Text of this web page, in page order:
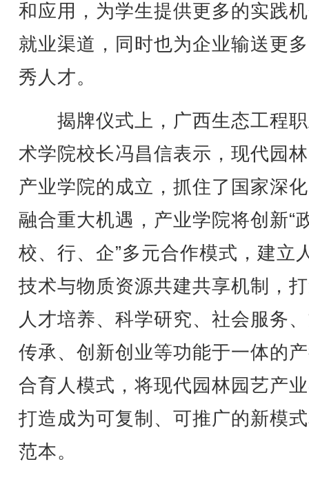
和应用，为学生提供更多的实践
就业渠道，同时也为企业输送更
秀人才。
揭牌仪式上，广西生态工程
术学院校长冯昌信表示，现代园
产业学院的成立，抓住了国家深
融合重大机遇，产业学院将创新“
校、行、企”多元合作模式，建立
技术与物质资源共建共享机制，
人才培养、科学研究、社会服务
传承、创新创业等功能于一体的
合育人模式，将现代园林园艺产
打造成为可复制、可推广的新模
范本。